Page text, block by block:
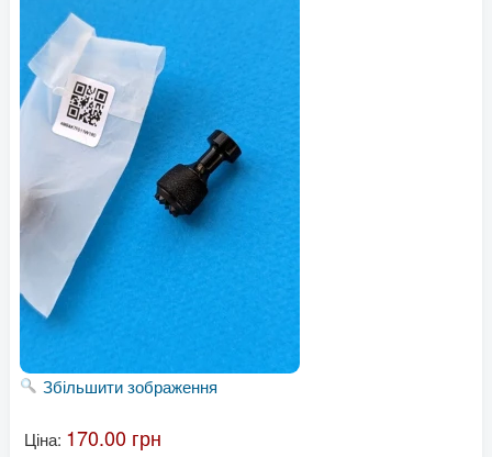
Збільшити зображення
Ціна: 170.00 грн